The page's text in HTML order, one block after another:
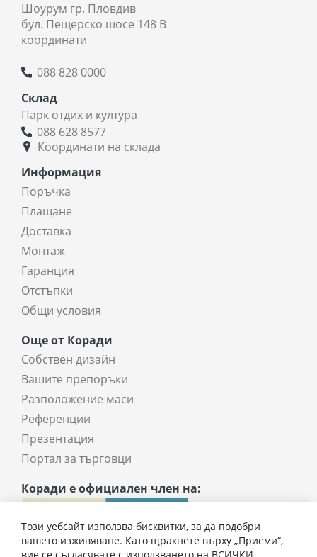
Шоурум гр. Пловдив
бул. Пещерско шосе 148 В
координати
088 828 0000
Склад
Парк отдих и култура
088 628 8577
Координати на склада
Информация
Поръчка
Плащане
Доставка
Монтаж
Гаранция
Отстъпки
Общи условия
Още от Коради
Собствен дизайн
Вашите препоръки
Разположение маси
Референции
Презентация
Портал за търговци
Коради е официален член на:
Този уебсайт използва бисквитки, за да подобри
вашето изживяване. Като щракнете върху „Приеми“,